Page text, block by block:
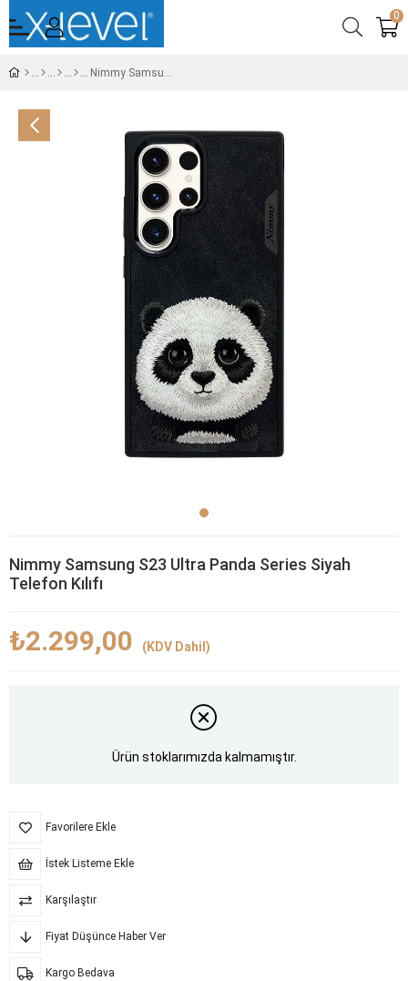
0
Nimmy Samsung S23 Ultra Panda Series Siyah Telefon Kılıfı
Nimmy Samsung S23 Ultra Panda Series Siyah
Telefon Kılıfı
₺2.299,00 (KDV Dahil)
Ürün stoklarımızda kalmamıştır.
Favorilere Ekle
İstek Listeme Ekle
Karşılaştır
Fiyat Düşünce Haber Ver
Kargo Bedava